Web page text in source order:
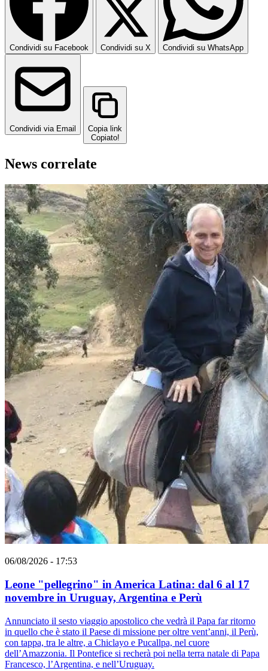
Condividi su Facebook Condividi su X Condividi su WhatsApp
Condividi via Email
Copia link
Copiato!
News correlate
06/08/2026 - 17:53
Leone "pellegrino" in America Latina: dal 6 al 17
novembre in Uruguay, Argentina e Perù
Annunciato il sesto viaggio apostolico che vedrà il Papa far ritorno
in quello che è stato il Paese di missione per oltre vent’anni, il Perù,
con tappa, tra le altre, a Chiclayo e Pucallpa, nel cuore
dell’Amazzonia. Il Pontefice si recherà poi nella terra natale di Papa
Francesco, l’Argentina, e nell’Uruguay.